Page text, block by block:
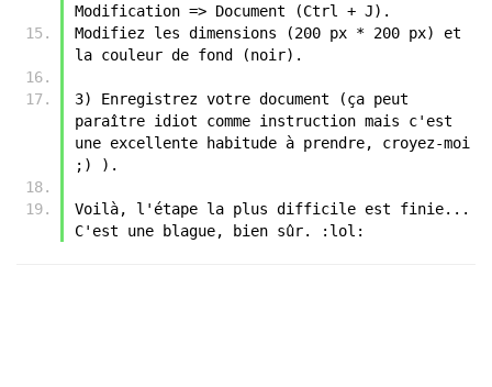
Modification => Document (Ctrl + J).
Modifiez les dimensions (200 px * 200 px) et
la couleur de fond (noir).
3) Enregistrez votre document (ça peut
paraître idiot comme instruction mais c'est
une excellente habitude à prendre, croyez-moi
;) ).
Voilà, l'étape la plus difficile est finie...
C'est une blague, bien sûr. :lol: